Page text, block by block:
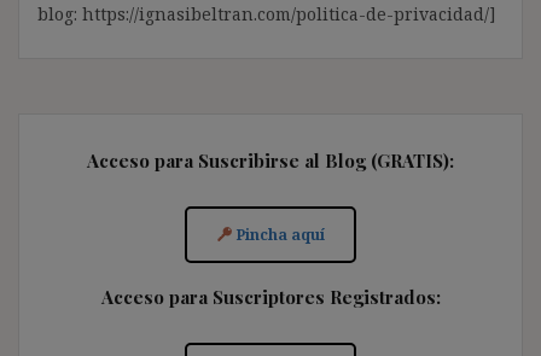
blog: https://ignasibeltran.com/politica-de-privacidad/]
Acceso para Suscribirse al Blog (GRATIS):
Pincha aquí
Acceso para Suscriptores Registrados: